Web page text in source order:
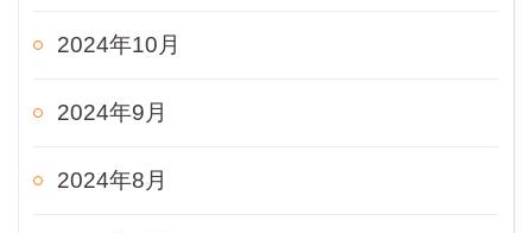
2024年10月
2024年9月
2024年8月